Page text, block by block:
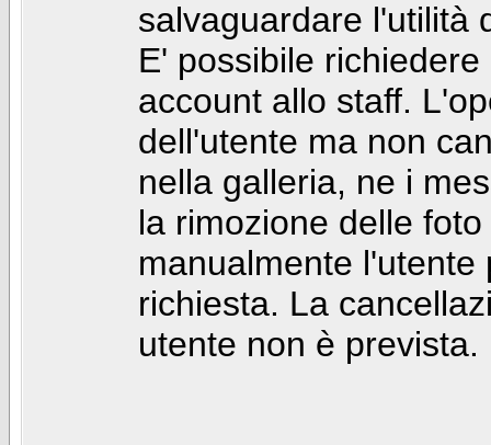
salvaguardare l'utilità
E' possibile
account allo staff.
dell'utente ma non
nella galleria, ne i
la rimozione delle
manualmente
richiesta. La
utente non è prevista.